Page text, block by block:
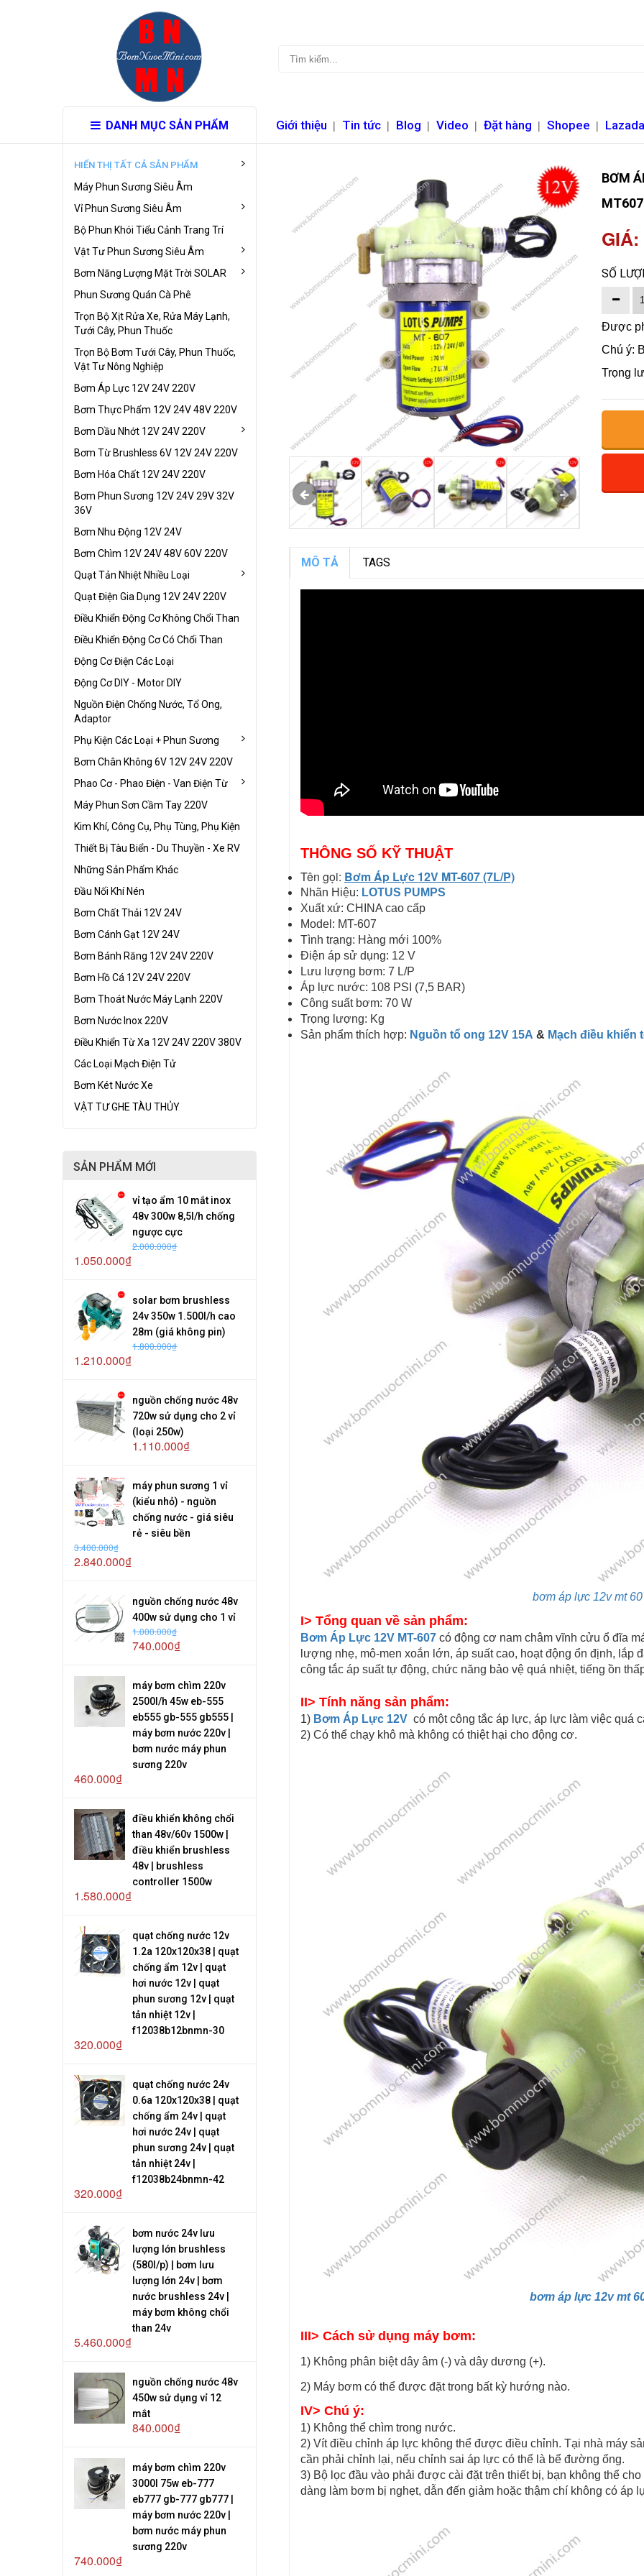
DANH MỤC SẢN PHẨM Giới thiệu | Tin tức | Blog | Video | Đặt hàng | Shopee | Lazada
HIỂN THỊ TẤT CẢ SẢN PHẨM
Máy Phun Sương Siêu Âm
Vỉ Phun Sương Siêu Âm
Bộ Phun Khói Tiểu Cảnh Trang Trí
Vật Tư Phun Sương Siêu Âm
Bơm Năng Lượng Mặt Trời SOLAR
Phun Sương Quán Cà Phê
Trọn Bộ Xịt Rửa Xe, Rửa Máy Lạnh,
Tưới Cây, Phun Thuốc
Trọn Bộ Bơm Tưới Cây, Phun Thuốc,
Vật Tư Nông Nghiệp
Bơm Áp Lực 12V 24V 220V
Bơm Thực Phẩm 12V 24V 48V 220V
Bơm Dầu Nhớt 12V 24V 220V
Bơm Từ Brushless 6V 12V 24V 220V
Bơm Hóa Chất 12V 24V 220V
Bơm Phun Sương 12V 24V 29V 32V
36V
Bơm Nhu Động 12V 24V
Bơm Chìm 12V 24V 48V 60V 220V
Quạt Tản Nhiệt Nhiều Loại
Quạt Điện Gia Dụng 12V 24V 220V
Điều Khiển Động Cơ Không Chổi Than
Điều Khiển Động Cơ Có Chổi Than
Động Cơ Điện Các Loại
Động Cơ DIY - Motor DIY
Nguồn Điện Chống Nước, Tổ Ong,
Adaptor
Phụ Kiện Các Loại + Phun Sương
Bơm Chân Không 6V 12V 24V 220V
Phao Cơ - Phao Điện - Van Điện Từ
Máy Phun Sơn Cầm Tay 220V
Kim Khí, Công Cụ, Phụ Tùng, Phụ Kiện
Thiết Bị Tàu Biển - Du Thuyền - Xe RV
Những Sản Phẩm Khác
Đầu Nối Khí Nén
Bơm Chất Thải 12V 24V
Bơm Cánh Gạt 12V 24V
Bơm Bánh Răng 12V 24V 220V
Bơm Hồ Cá 12V 24V 220V
Bơm Thoát Nước Máy Lạnh 220V
Bơm Nước Inox 220V
Điều Khiển Từ Xa 12V 24V 220V 380V
Các Loại Mạch Điện Tử
Bơm Két Nước Xe
VẬT TƯ GHE TÀU THỦY
SẢN PHẨM MỚI
vỉ tạo ẩm 10 mắt inox
48v 300w 8,5l/h chống
ngược cực
2.000.000₫
1.050.000₫
solar bơm brushless
24v 350w 1.500l/h cao
28m (giá không pin)
1.800.000₫
1.210.000₫
nguồn chống nước 48v
720w sử dụng cho 2 vỉ
(loại 250w)
1.110.000₫
máy phun sương 1 vỉ
(kiểu nhỏ) - nguồn
chống nước - giá siêu
rẻ - siêu bền
3.400.000₫
2.840.000₫
nguồn chống nước 48v
400w sử dụng cho 1 vỉ
1.000.000₫
740.000₫
máy bơm chìm 220v
2500l/h 45w eb-555
eb555 gb-555 gb555 |
máy bơm nước 220v |
bơm nước máy phun
sương 220v
460.000₫
điều khiển không chổi
than 48v/60v 1500w |
điều khiển brushless
48v | brushless
controller 1500w
1.580.000₫
quạt chống nước 12v
1.2a 120x120x38 | quạt
chống ẩm 12v | quạt
hơi nước 12v | quạt
phun sương 12v | quạt
tản nhiệt 12v |
f12038b12bnmn-30
320.000₫
quạt chống nước 24v
0.6a 120x120x38 | quạt
chống ẩm 24v | quạt
hơi nước 24v | quạt
phun sương 24v | quạt
tản nhiệt 24v |
f12038b24bnmn-42
320.000₫
bơm nước 24v lưu
lượng lớn brushless
(580l/p) | bơm lưu
lượng lớn 24v | bơm
nước brushless 24v |
máy bơm không chổi
than 24v
5.460.000₫
nguồn chống nước 48v
450w sử dụng vỉ 12
mắt
840.000₫
máy bơm chìm 220v
3000l 75w eb-777
eb777 gb-777 gb777 |
máy bơm nước 220v |
bơm nước máy phun
sương 220v
740.000₫
BƠM
SỐ
Được
Chú ý:
Trọng
MÔ TẢ TAGS
THÔNG SỐ KỸ THUẬT
Tên gọi: Bơm Áp Lực 12V MT-607 (7L/P)
Nhãn Hiệu: LOTUS PUMPS
Xuất xứ: CHINA cao cấp
Model: MT-607
Tình trạng: Hàng mới 100%
Điện áp sử dụng: 12 V
Lưu lượng bơm: 7 L/P
Áp lực nước: 108 PSI (7,5 BAR)
Công suất bơm: 70 W
Trọng lượng: Kg
Sản phẩm thích hợp: Nguồn tổ ong 12V 15A & Mạch điều khiển
bơm áp lực 12v mt
I> Tổng quan về sản phẩm:
Bơm Áp Lực 12V MT-607 có động cơ nam châm vĩnh cửu ổ đĩa
lượng nhẹ, mô-men xoắn lớn, áp suất cao, hoạt động ổn định,
công tắc áp suất tự động, chức năng bảo vệ quá nhiệt, tiếng ồn
II> Tính năng sản phẩm:
1) Bơm Áp Lực 12V có một công tắc áp lực, áp lực làm việc quá
2) Có thể chạy khô mà không có thiệt hại cho động cơ.
bơm áp lực 12v mt
III> Cách sử dụng máy bơm:
1) Không phân biệt dây âm (-) và dây dương (+).
2) Máy bơm có thể được đặt trong bất kỳ hướng nào.
IV> Chú ý:
1) Không thể chìm trong nước.
2) Vít điều chỉnh áp lực không thể được điều chỉnh. Tại nhà máy
cần phải chỉnh lại, nếu chỉnh sai áp lực có thể là bể đường ống.
3) Bộ lọc đầu vào phải được cài đặt trên thiết bị, bạn không thể
dàng làm bơm bị nghẹt, dẫn đến giảm hoặc thậm chí không có áp